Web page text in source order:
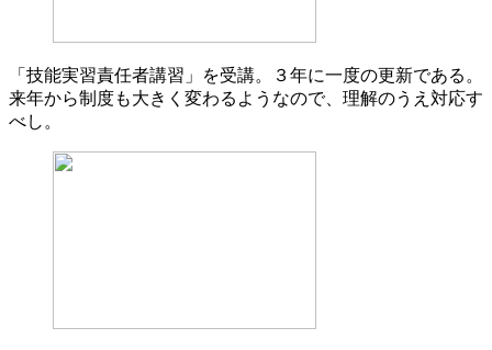
「技能実習責任者講習」を受講。３年に一度の更新である。
来年から制度も大きく変わるようなので、理解のうえ対応す
べし。